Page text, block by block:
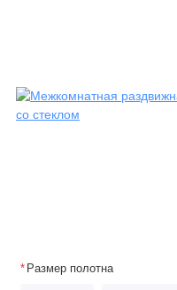
Размер полотна